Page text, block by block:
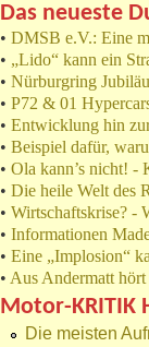
Das neueste
• DMSB e.V.: Eine
• „Lido“ kann ein
• Nürburgring
• P72 & 01
• Entwicklung hin
• Beispiel dafür,
• Ola kann’s nicht! -
• Die heile Welt des
• Wirtschaftskrise? -
• Informationen
• Eine „Implosion“
• Aus Andermatt
Motor-KRITIK
Die meisten